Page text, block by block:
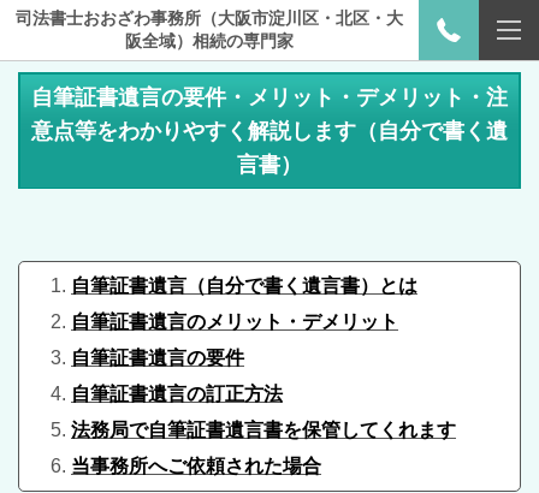
司法書士おおざわ事務所（大阪市淀川区・北区・大
阪全域）相続の専門家
自筆証書遺言の要件・メリット・デメリット・注
意点等をわかりやすく解説します（自分で書く遺
言書）
自筆証書遺言（自分で書く遺言書）とは
自筆証書遺言のメリット・デメリット
自筆証書遺言の要件
自筆証書遺言の訂正方法
法務局で自筆証書遺言書を保管してくれます
当事務所へご依頼された場合